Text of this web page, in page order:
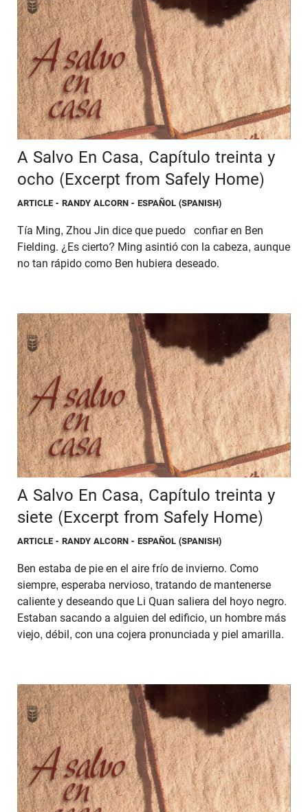
A Salvo En Casa, Capítulo treinta y
ocho (Excerpt from Safely Home)
ARTICLE - RANDY ALCORN - ESPAÑOL (SPANISH)
Tía Ming, Zhou Jin dice que puedo confiar en Ben
Fielding. ¿Es cierto? Ming asintió con la cabeza, aunque
no tan rápido como Ben hubiera deseado.
A Salvo En Casa, Capítulo treinta y
siete (Excerpt from Safely Home)
ARTICLE - RANDY ALCORN - ESPAÑOL (SPANISH)
Ben estaba de pie en el aire frío de invierno. Como
siempre, esperaba nervioso, tratando de mantenerse
caliente y deseando que Li Quan saliera del hoyo negro.
Estaban sacando a alguien del edificio, un hombre más
viejo, débil, con una cojera pronunciada y piel amarilla.